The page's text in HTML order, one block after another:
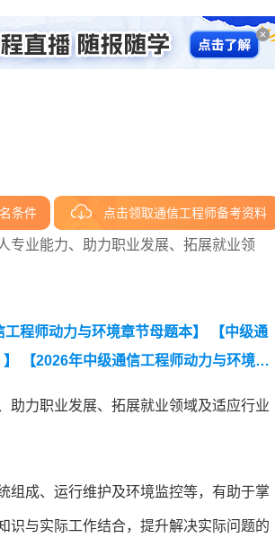
条件 点击领取通信工程师备考资料
专业能力、助力职业发展、拓展就业领
工程师动力与环境章节母题本】
【中级通
【2026年中级通信工程师动力与环境知
助力职业发展、拓展就业领域及适应行业
组成、运行维护及环境监控等，有助于掌
识与实际工作结合，提升解决实际问题的